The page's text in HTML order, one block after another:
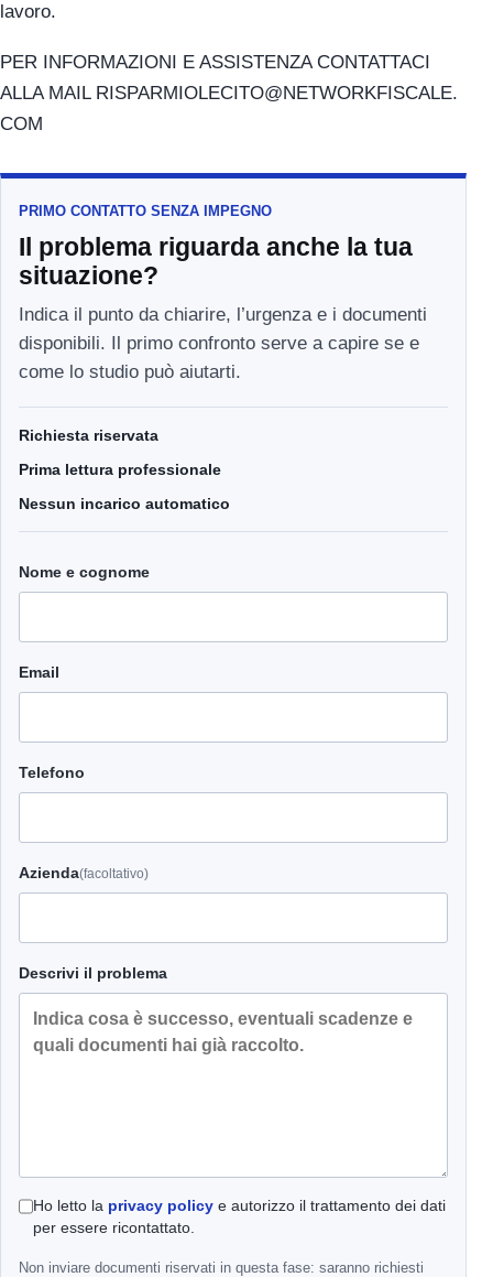
lavoro.
PER INFORMAZIONI E ASSISTENZA CONTATTACI
ALLA MAIL RISPARMIOLECITO@NETWORKFISCALE.
COM
PRIMO CONTATTO SENZA IMPEGNO
Il problema riguarda anche la tua
situazione?
Indica il punto da chiarire, l’urgenza e i documenti
disponibili. Il primo confronto serve a capire se e
come lo studio può aiutarti.
Richiesta riservata
Prima lettura professionale
Nessun incarico automatico
Nome e cognome
Email
Telefono
Azienda(facoltativo)
Descrivi il problema
Ho letto la privacy policye autorizzo il trattamento dei dati
per essere ricontattato.
Non inviare documenti riservati in questa fase: saranno richiesti